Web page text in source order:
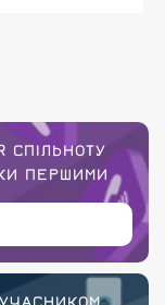
СПІЛЬНОТУ
ПЕРШИМИ